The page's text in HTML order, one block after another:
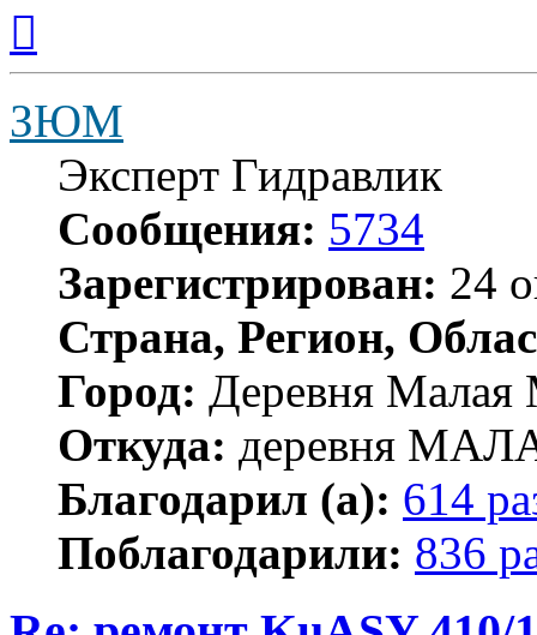
началу
ЗЮМ
Эксперт Гидравлик
Сообщения: 5734
Зарегистрирован: 24
Страна, Регион,
Город: Деревня Малая
Откуда: деревня
Благодарил (а): 614
Поблагодарили: 836